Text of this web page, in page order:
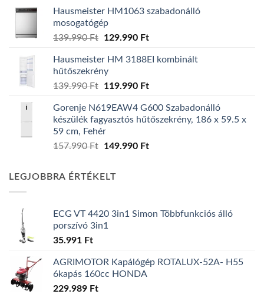
Hausmeister HM1063 szabadonálló
mosogatógép
139.990Ft
Original
was:
139.990 Ft.
129.990 FtCurrent
is:
Hausmeister HM 3188EI kombinált
hűtőszekrény
139.990Ft
Original
was:
139.990 Ft.
119.990 FtCurrent
is:
119.990 Ft.
Gorenje N619EAW4 G600 Szabadonálló
készülék fagyasztós hűtőszekrény, 186 x 59.5 x
59 cm, Fehér
157.990Ft
Original
157.990 Ft.
149.990 FtCurrent
LEGJOBBRA ÉRTÉKELT
ECG VT 4420 3in1 Simon Többfunkciós álló
porszívó 3in1
35.991 Ft
AGRIMOTOR Kapálógép ROTALUX-52A- H55
6kapás 160cc HONDA
229.989 Ft